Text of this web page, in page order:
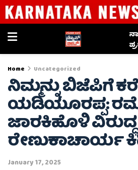
Home Uncategorized
ನಿಮ್ಮನ್ನು ಬಿಜೆಪಿಗೆ
ಯಡಿಯೂರಪ್ಪ:
ಜಾರಕಿಹೊಳಿ ವಿರುದ್ಧ
ರೇಣುಕಾಚಾರ್ಯ
January 17, 2025